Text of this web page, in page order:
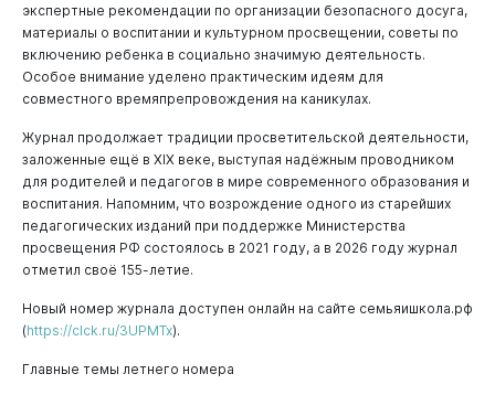
экспертные рекомендации по организации безопасного досуга,
материалы о воспитании и культурном просвещении, советы по
включению ребенка в социально значимую деятельность.
Особое внимание уделено практическим идеям для
совместного времяпрепровождения на каникулах.
Журнал продолжает традиции просветительской деятельности,
заложенные ещё в XIX веке, выступая надёжным проводником
для родителей и педагогов в мире современного образования и
воспитания. Напомним, что возрождение одного из старейших
педагогических изданий при поддержке Министерства
просвещения РФ состоялось в 2021 году, а в 2026 году журнал
отметил своё 155-летие.
Новый номер журнала доступен онлайн на сайте семьяишкола.рф
(https://clck.ru/3UPMTx).
Главные темы летнего номера